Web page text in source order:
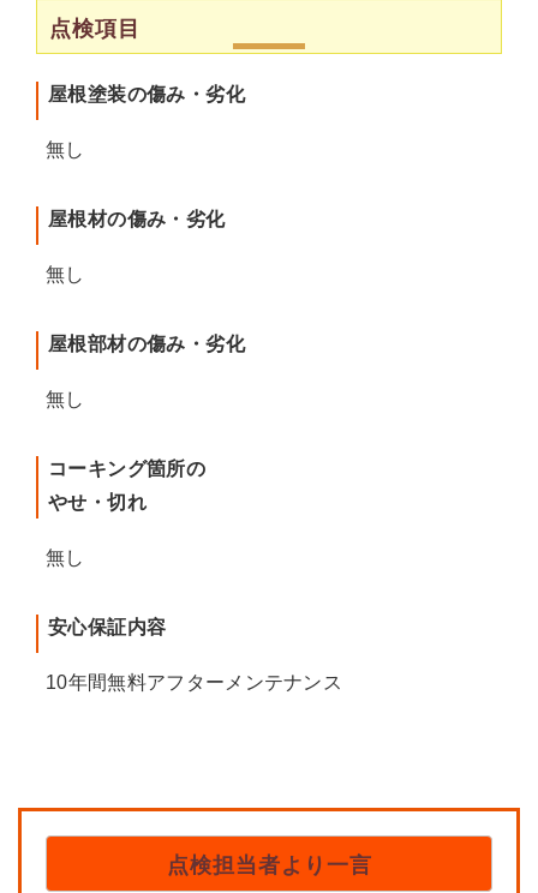
点検項目
屋根塗装の傷み・劣化
無し
屋根材の傷み・劣化
無し
屋根部材の傷み・劣化
無し
コーキング箇所の
やせ・切れ
無し
安心保証内容
10年間無料アフターメンテナンス
点検担当者より一言